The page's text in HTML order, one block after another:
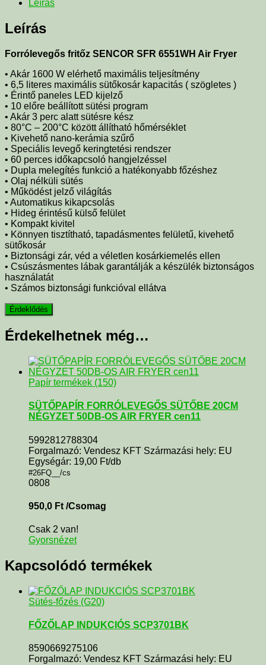
Leírás
Leírás
Forrólevegős fritőz SENCOR SFR 6551WH Air Fryer
• Akár 1600 W elérhető maximális teljesítmény
• 6,5 literes maximális sütőkosár kapacitás ( szögletes )
• Érintő paneles LED kijelző
• 10 előre beállított sütési program
• Akár 3 perc alatt sütésre kész
• 80°C – 200°C között állítható hőmérséklet
• Kivehető nano-kerámia szűrő
• Speciális levegő keringtetési rendszer
• 60 perces időkapcsoló hangjelzéssel
• Dupla melegítés funkció a hatékonyabb főzéshez
• Olaj nélküli sütés
• Működést jelző világítás
• Automatikus kikapcsolás
• Hideg érintésű külső felület
• Kompakt kivitel
• Könnyen tisztítható, tapadásmentes felületű, kivehető
sütőkosár
• Biztonsági zár, véd a véletlen kosárkiemelés ellen
• Csúszásmentes lábak garantálják a készülék biztonságos
használatát
• Számos biztonsági funkcióval ellátva
Érdekelhetnek még…
Papír termékek (150)
SÜTŐPAPÍR FORRÓLEVEGŐS SÜTŐBE 20CM
NÉGYZET 50DB-OS AIR FRYER cen11
5992812788304
Forgalmazó: Vendesz KFT Származási hely: EU
Egységár: 19,00 Ft/db
#26FQ__/cs
0808
950,0 Ft /Csomag
Csak 2 van!
Gyorsnézet
Kapcsolódó termékek
Sütés-főzés (G20)
FŐZŐLAP INDUKCIÓS SCP3701BK
8590669275106
Forgalmazó: Vendesz KFT Származási hely: EU